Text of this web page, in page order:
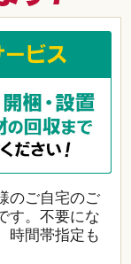
のご自宅のご
す。不要にな
時間帯指定も